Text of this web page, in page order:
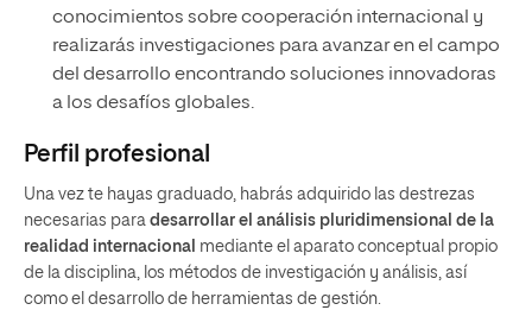
conocimientos sobre cooperación internacional y
realizarás investigaciones para avanzar en el campo
del desarrollo encontrando soluciones innovadoras
a los desafíos globales.
Perfil profesional
Una vez te hayas graduado, habrás adquirido las destrezas
necesarias para desarrollar el análisis pluridimensional de la
realidad internacional mediante el aparato conceptual propio
de la disciplina, los métodos de investigación y análisis, así
como el desarrollo de herramientas de gestión.